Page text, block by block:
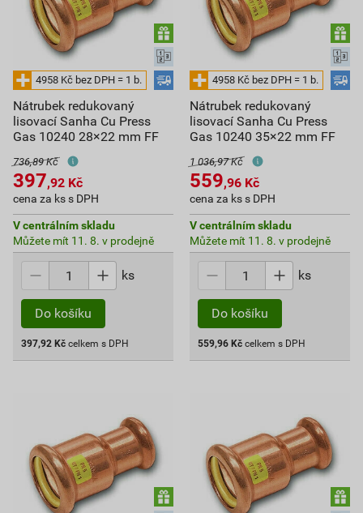
Nátrubek redukovaný
lisovací Sanha Cu Press
Gas 10240 28×22 mm FF
736,89 Kč
397,92 Kč
cena za ks s DPH
V centrálním skladu
Můžete mít 11. 8. v prodejně
ks
Do košíku
397,92 Kč celkem s DPH
Nátrubek redukovaný
lisovací Sanha Cu Press
Gas 10240 35×22 mm FF
1 036,97 Kč
559,96 Kč
cena za ks s DPH
V centrálním skladu
Můžete mít 11. 8. v prodejně
ks
Do košíku
559,96 Kč celkem s DPH